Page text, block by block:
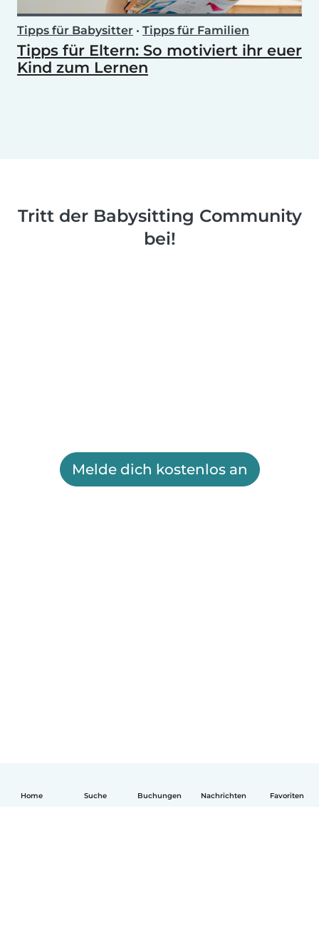
Home Suche Buchungen Nachrichten Favoriten
Tipps für Babysitter • Tipps für Familien
Tipps für Eltern: So motiviert ihr euer
Kind zum Lernen
Tritt der Babysitting Community
bei!
Melde dich kostenlos an